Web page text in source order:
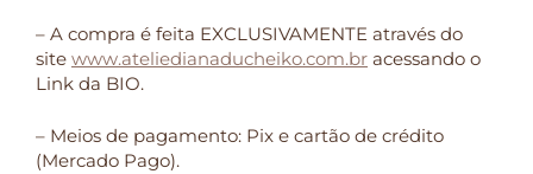
– A compra é feita EXCLUSIVAMENTE através do
site www.ateliedianaducheiko.com.br acessando o
Link da BIO.
– Meios de pagamento: Pix e cartão de crédito
(Mercado Pago).